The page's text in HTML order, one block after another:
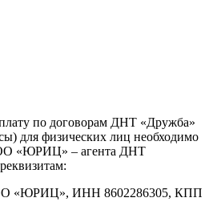
по договорам ДНТ «Дружба»
для физических лиц необходимо
«ЮРИЦ» – агента ДНТ
«ЮРИЦ», ИНН 8602286305, КПП